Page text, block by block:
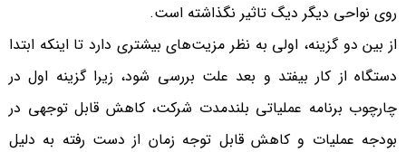
روی نواحی دیگر دیگ تاثیر نگذاشته است.
از بین دو گزینه، اولی به نظر مزیت‌های بیشتری دارد تا اینکه ابتدا
دستگاه از کار بیفتد و بعد علت بررسی شود، زیرا گزینه اول در
چارچوب برنامه عملیاتی بلندمدت شرکت، کاهش قابل توجهی در
بودجه عملیات و کاهش قابل توجه زمان از دست رفته به دلیل